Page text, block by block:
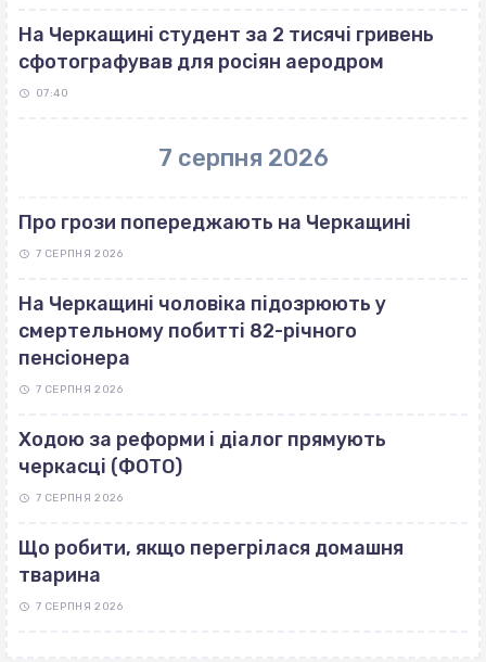
На Черкащині студент за 2 тисячі гривень
сфотографував для росіян аеродром
07:40
7 серпня 2026
Про грози попереджають на Черкащині
7 СЕРПНЯ 2026
На Черкащині чоловіка підозрюють у
смертельному побитті 82-річного
пенсіонера
7 СЕРПНЯ 2026
Ходою за реформи і діалог прямують
черкасці (ФОТО)
7 СЕРПНЯ 2026
Що робити, якщо перегрілася домашня
тварина
7 СЕРПНЯ 2026